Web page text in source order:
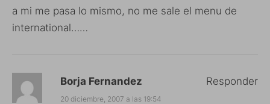
a mi me pasa lo mismo, no me sale el menu de
international……
Borja Fernandez
20 diciembre, 2007 a las 19:54
Responder